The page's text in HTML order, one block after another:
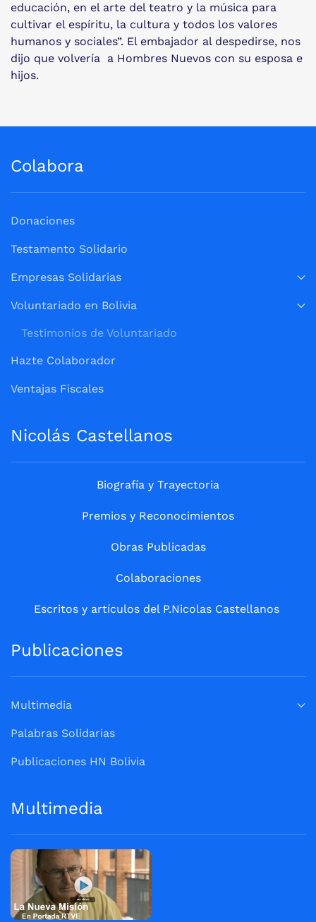
educación, en el arte del teatro y la música para
cultivar el espíritu, la cultura y todos los valores
humanos y sociales”. El embajador al despedirse, nos
dijo que volvería a Hombres Nuevos con su esposa e
hijos.
Colabora
Donaciones
Testamento Solidario
Empresas Solidarias
Voluntariado en Bolivia
Testimonios de Voluntariado
Hazte Colaborador
Ventajas Fiscales
Nicolás Castellanos
Biografía y Trayectoria
Premios y Reconocimientos
Obras Publicadas
Colaboraciones
Escritos y artículos del P.Nicolas Castellanos
Publicaciones
Multimedia
Palabras Solidarias
Publicaciones HN Bolivia
Multimedia